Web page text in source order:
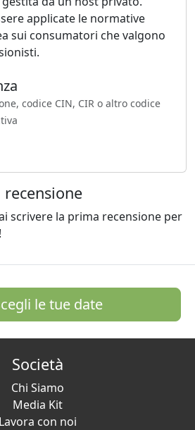
applicate le normative
sui consumatori che valgono
codice CIN, CIR o altro codice
recensione
scrivere la prima recensione per
le tue date
Società
Chi Siamo
Media Kit
Lavora con noi